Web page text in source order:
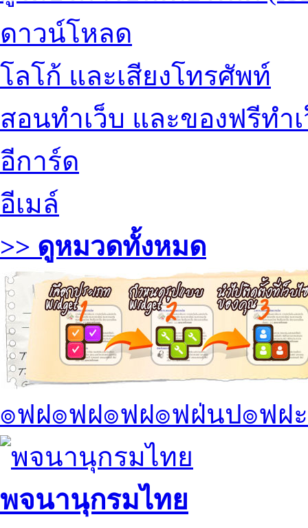
ดาวน์โหลด
โลโก้ และเสียงโทรศัพท์
สอนทำเว็บ และของฟรีทำ
อีการ์ด
อีเมล์
>> ดูหมวดทั้งหมด
๏ฟฝ๏ฟฝ๏ฟฝ๏ฟฝ่นป๏ฟฝ
พจนานุกรมไทย